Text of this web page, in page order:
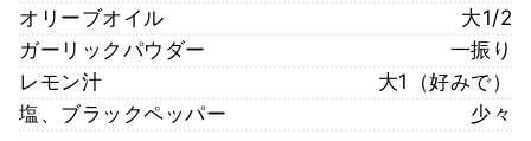
オリーブオイル
大1/2
ガーリックパウダー
一振り
レモン汁
大1（好みで）
塩、ブラックペッパー
少々